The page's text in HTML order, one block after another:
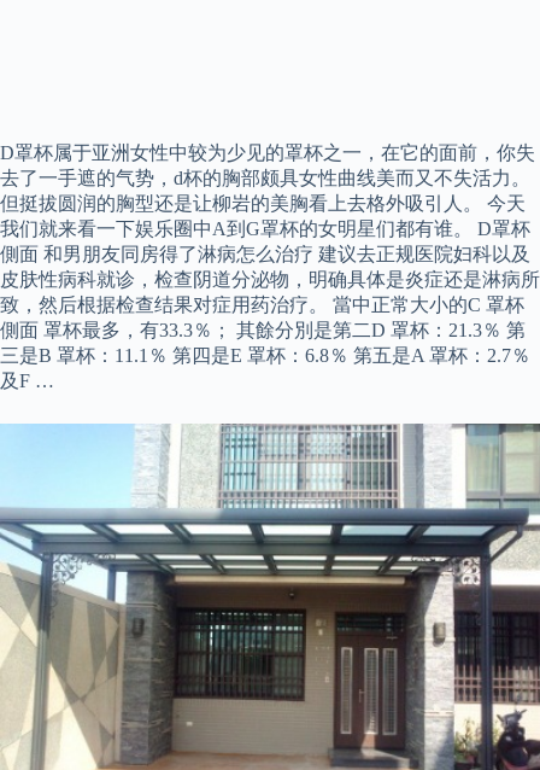
D罩杯属于亚洲女性中较为少见的罩杯之一，在它的面前，你失
去了一手遮的气势，d杯的胸部颇具女性曲线美而又不失活力。
但挺拔圆润的胸型还是让柳岩的美胸看上去格外吸引人。 今天
我们就来看一下娱乐圈中A到G罩杯的女明星们都有谁。 D罩杯
側面 和男朋友同房得了淋病怎么治疗 建议去正规医院妇科以及
皮肤性病科就诊，检查阴道分泌物，明确具体是炎症还是淋病所
致，然后根据检查结果对症用药治疗。 當中正常大小的C 罩杯
側面 罩杯最多，有33.3％； 其餘分別是第二D 罩杯：21.3％ 第
三是B 罩杯：11.1％ 第四是E 罩杯：6.8％ 第五是A 罩杯：2.7％
及F …